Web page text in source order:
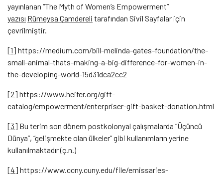
yayınlanan “The Myth of Women’s Empowerment”
yazısı Rümeysa Çamdereli tarafından Sivil Sayfalar için
çevrilmiştir.
[1] https://medium.com/bill-melinda-gates-foundation/the-
small-animal-thats-making-a-big-difference-for-women-in-
the-developing-world-15d31dca2cc2
[2] https://www.heifer.org/gift-
catalog/empowerment/enterpriser-gift-basket-donation.html
[3] Bu terim son dönem postkolonyal çalışmalarda “Üçüncü
Dünya”, “gelişmekte olan ülkeler” gibi kullanımların yerine
kullanılmaktadır (ç.n.)
[4] https://www.ccny.cuny.edu/file/emissaries-